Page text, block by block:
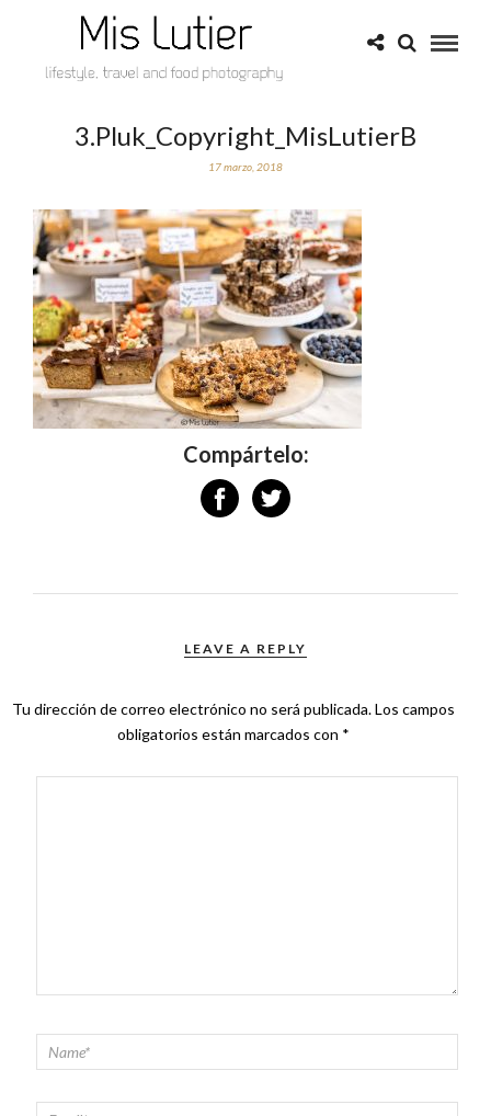
3.Pluk_Copyright_MisLutierB
17 marzo, 2018
Compártelo:
LEAVE A REPLY
Tu dirección de correo electrónico no será publicada.Los campos
obligatorios están marcados con *